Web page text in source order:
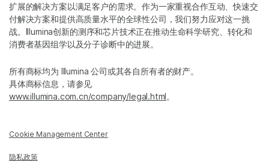
扩展的解决方案以满足客户的需求。作为一家重视合作互动、快速交
付解决方案和提供高质量水平的全球性公司，我们努力应对这一挑
战。Illumina创新的测序和芯片技术正在推动生命科学研究、转化和
消费者基因组学以及分子诊断中的进展。
所有商标均为 Illumina 公司或其各自所有者的财产。
具体商标信息，请参见
www.illumina.com.cn/company/legal.html。
Cookie Management Center
隐私政策